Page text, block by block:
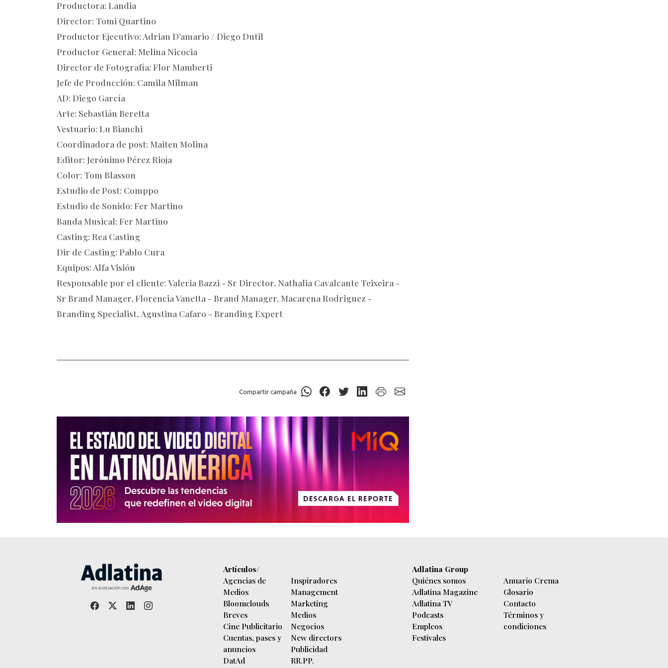
Productora: Landia
Director: Tomi Quartino
Productor Ejecutivo: Adrian D’amario / Diego Dutil
Productor General: Melina Nicocia
Director de Fotografía: Flor Mamberti
Jefe de Producción: Camila Milman
AD: Diego García
Arte: Sebastián Beretta
Vestuario: Lu Bianchi
Coordinadora de post: Maiten Molina
Editor: Jerónimo Pérez Rioja
Color: Tom Blasson
Estudio de Post: Comppo
Estudio de Sonido: Fer Martino
Banda Musical: Fer Martino
Casting: Rea Casting
Dir de Casting: Pablo Cura
Equipos: Alfa Visión
Responsable por el cliente: Valeria Bazzi - Sr Director, Nathalia Cavalcante Teixeira -
Sr Brand Manager, Florencia Vanetta - Brand Manager, Macarena Rodriguez -
Branding Specialist, Agustina Cafaro - Branding Expert
Compartir campaña
en asociación con
Artículos/
Agencias de
Medios
Bloomclouds
Breves
Cine Publicitario
Cuentas, pases y
anuncios
DatAd
Inspiradores
Management
Marketing
Medios
Negocios
New directors
Publicidad
RR.PP.
Adlatina Group
Quiénes somos
Adlatina Magazine
Adlatina TV
Podcasts
Empleos
Festivales
Anuario Crema
Glosario
Contacto
Términos y
condiciones